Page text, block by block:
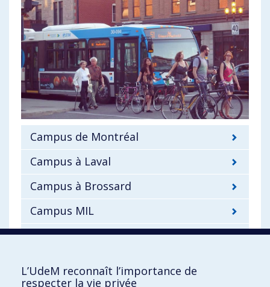
Campus de Montréal
Campus à Laval
Campus à Brossard
Campus MIL
Campus de St-Hyacinthe
L’UdeM reconnaît l’importance de
respecter la vie privée